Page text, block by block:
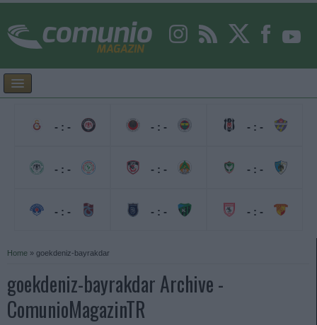
- : -
- : -
- : -
- : -
- : -
- : -
- : -
- : -
- : -
Home » goekdeniz-bayrakdar
goekdeniz-bayrakdar Archive -
ComunioMagazinTR